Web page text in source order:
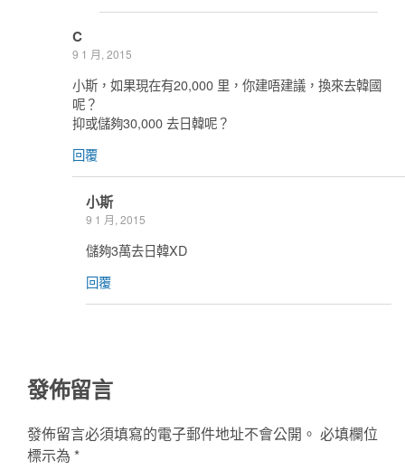
C
9 1 月, 2015
小斯，如果現在有20,000 里，你建唔建議，換來去韓國
呢？
抑或儲夠30,000 去日韓呢？
回覆
小斯
9 1 月, 2015
儲夠3萬去日韓XD
回覆
發佈留言
發佈留言必須填寫的電子郵件地址不會公開。 必填欄位
標示為 *